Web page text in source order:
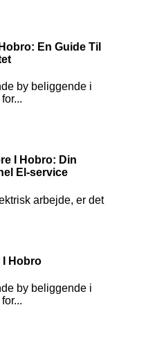
En Guide Til
by beliggende i
I Hobro: Din
El-service
arbejde, er det
I Hobro
by beliggende i